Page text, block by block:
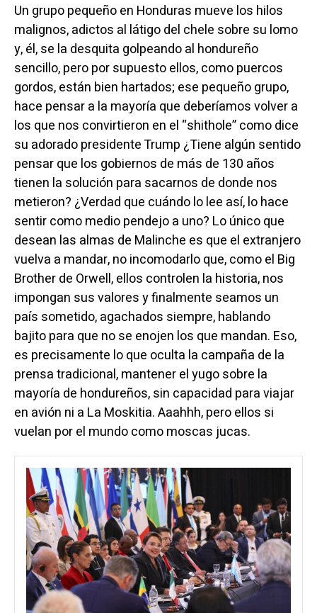
Un grupo pequeño en Honduras mueve los hilos
malignos, adictos al látigo del chele sobre su lomo
y, él, se la desquita golpeando al hondureño
sencillo, pero por supuesto ellos, como puercos
gordos, están bien hartados; ese pequeño grupo,
hace pensar a la mayoría que deberíamos volver a
los que nos convirtieron en el “shithole” como dice
su adorado presidente Trump ¿Tiene algún sentido
pensar que los gobiernos de más de 130 años
tienen la solución para sacarnos de donde nos
metieron? ¿Verdad que cuándo lo lee así, lo hace
sentir como medio pendejo a uno? Lo único que
desean las almas de Malinche es que el extranjero
vuelva a mandar, no incomodarlo que, como el Big
Brother de Orwell, ellos controlen la historia, nos
impongan sus valores y finalmente seamos un
país sometido, agachados siempre, hablando
bajito para que no se enojen los que mandan. Eso,
es precisamente lo que oculta la campaña de la
prensa tradicional, mantener el yugo sobre la
mayoría de hondureños, sin capacidad para viajar
en avión ni a La Moskitia. Aaahhh, pero ellos si
vuelan por el mundo como moscas jucas.